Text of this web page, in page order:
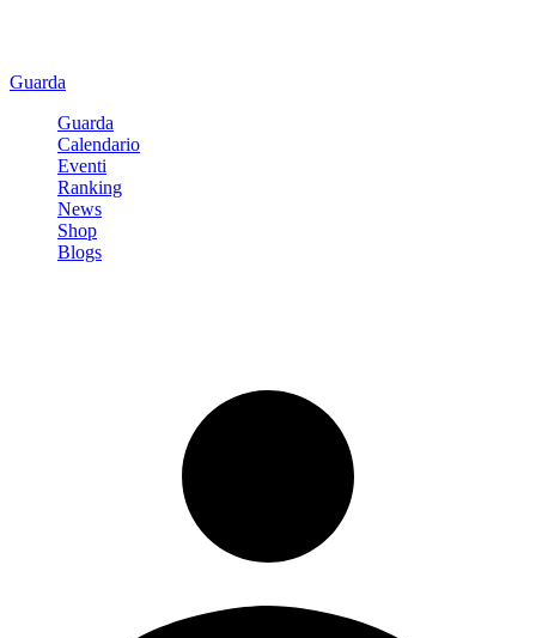
Guarda
Guarda
Calendario
Eventi
Ranking
News
Shop
Blogs